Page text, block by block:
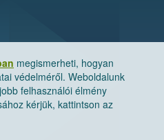
megismerheti, hogyan
védelméről. Weboldalunk
felhasználói élmény
kérjük, kattintson az